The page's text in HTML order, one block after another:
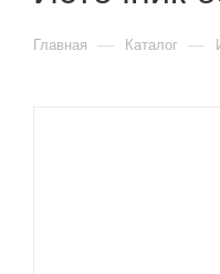
Главная — Каталог —